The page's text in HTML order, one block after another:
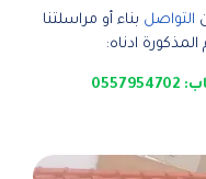
التواصل بناء أو مراسلتنا
ادناه: